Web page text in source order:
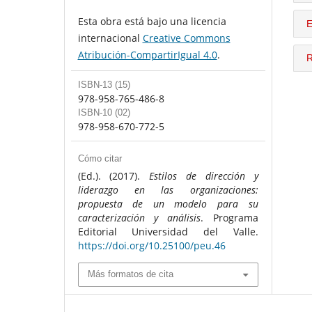
Esta obra está bajo una licencia
internacional Creative Commons
Atribución-CompartirIgual 4.0.
ISBN-13 (15)
978-958-765-486-8
ISBN-10 (02)
978-958-670-772-5
Cómo citar
(Ed.). (2017).Estilos de dirección y
liderazgo en las organizaciones:
propuesta de un modelo para su
caracterización y análisis. Programa
Editorial Universidad del Valle.
https://doi.org/10.25100/peu.46
Más formatos de cita